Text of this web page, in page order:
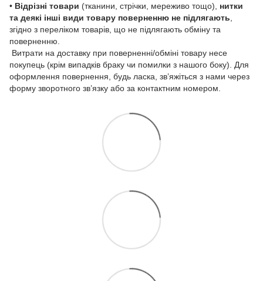
• Відрізні товари (тканини, стрічки, мереживо тощо), нитки
та деякі інші види товару поверненню не підлягають
згідно з переліком товарів, що не підлягають обміну та
поверненню.
Витрати на доставку при поверненні/обміні товару несе
покупець (крім випадків браку чи помилки з нашого боку). Для
оформлення повернення, будь ласка, зв’яжіться з нами через
форму зворотного зв’язку або за контактним номером.